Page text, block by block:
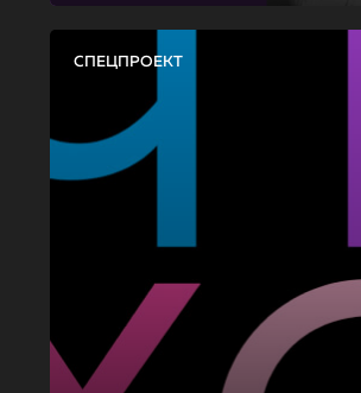
СПЕЦПРОЕКТ